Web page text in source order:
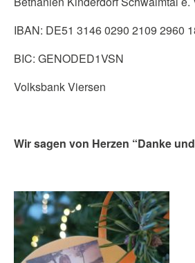
IBAN: DE51 3146 0290 2109 2960
BIC: GENODED1VSN
Volksbank Viersen
Wir sagen von Herzen “Danke